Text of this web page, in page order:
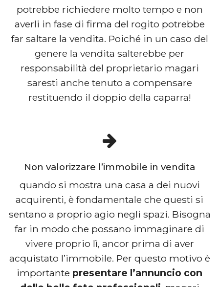
potrebbe richiedere molto tempo e non
averli in fase di firma del rogito potrebbe
far saltare la vendita. Poiché in un caso del
genere la vendita salterebbe per
responsabilità del proprietario magari
saresti anche tenuto a compensare
restituendo il doppio della caparra!
Non valorizzare l’immobile in vendita
quando si mostra una casa a dei nuovi
acquirenti, è fondamentale che questi si
sentano a proprio agio negli spazi. Bisogna
far in modo che possano immaginare di
vivere proprio lì, ancor prima di aver
acquistato l’immobile. Per questo motivo è
importante presentare l’annuncio con